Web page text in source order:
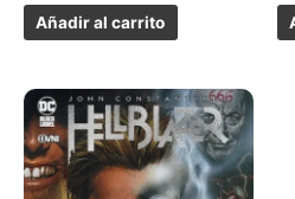
Añadir al carrito